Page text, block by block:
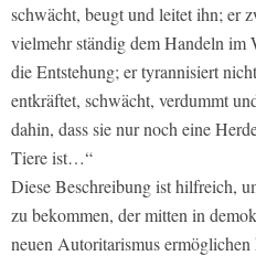
schwächt, beugt und leitet ihn; er
vielmehr ständig dem Handeln im
die Entstehung; er tyrannisiert
entkräftet, schwächt, verdummt
dahin, dass sie nur noch eine
Tiere ist…“
Diese Beschreibung ist hilfreich,
zu bekommen, der mitten in
neuen Autoritarismus